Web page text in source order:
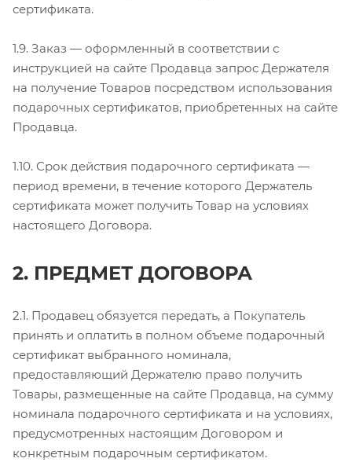
сертификата.
1.9. Заказ — оформленный в соответствии с
инструкцией на сайте Продавца запрос Держателя
на получение Товаров посредством использования
подарочных сертификатов, приобретенных на сайте
Продавца.
1.10. Срок действия подарочного сертификата —
период времени, в течение которого Держатель
сертификата может получить Товар на условиях
настоящего Договора.
2. ПРЕДМЕТ ДОГОВОРА
2.1. Продавец обязуется передать, а Покупатель
принять и оплатить в полном объеме подарочный
сертификат выбранного номинала,
предоставляющий Держателю право получить
Товары, размещенные на сайте Продавца, на сумму
номинала подарочного сертификата и на условиях,
предусмотренных настоящим Договором и
конкретным подарочным сертификатом.